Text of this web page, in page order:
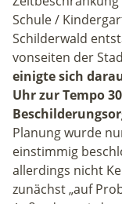
Schule /
Schilderwald
vonseiten der
einigte sich
Uhr zur Tempo
Planung wurde
einstimmig
allerdings nicht
zunächst „auf